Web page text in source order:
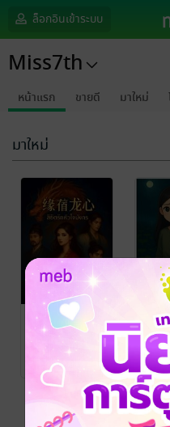
ล็อกอินเข้าระบบ
Miss7th
หน้าแรก ขายดี มาใหม่
มาใหม่
緣宿龍心 ลิขิต
รักหัวใจมังกร
ดอกจอก
/ Miss7th
นิยายรักจีนโบราณ
3 Rating
ดอกจอ
นิยาย
ขวัญ
1 Rating